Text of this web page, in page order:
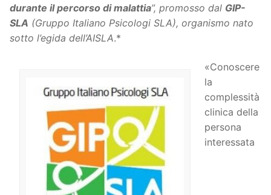
durante il percorso di malattia”, promosso dal GIP-
SLA (Gruppo Italiano Psicologi SLA), organismo nato
sotto l’egida dell’AISLA.*
«Conoscere
la
complessità
clinica della
persona
interessata